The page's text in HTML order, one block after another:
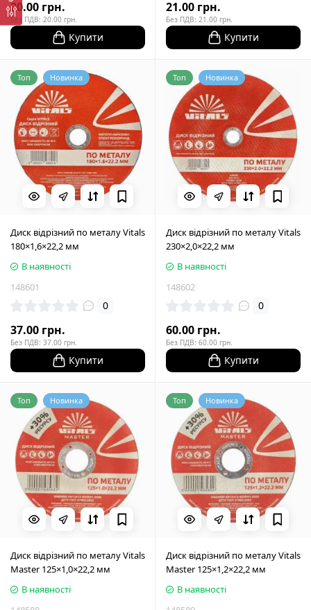
20.00 грн.
Без ПДВ: 20.00 грн.
Купити
21.00 грн.
Без ПДВ: 21.00 грн.
Купити
Топ Новинка
Диск відрізний по металу Vitals
180×1,6×22,2 мм
В наявності
148601
0
37.00 грн.
Без ПДВ: 37.00 грн.
Купити
Топ Новинка
Диск відрізний по металу Vitals
230×2,0×22,2 мм
В наявності
148602
0
60.00 грн.
Без ПДВ: 60.00 грн.
Купити
Топ Новинка
Диск відрізний по металу Vitals
Master 125×1,0×22,2 мм
В наявності
Топ Новинка
Диск відрізний по металу Vitals
Master 125×1,2×22,2 мм
В наявності